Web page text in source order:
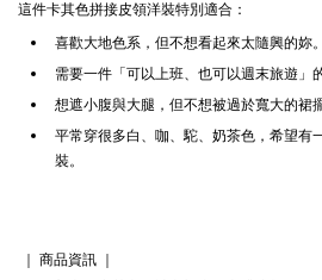
這件卡其色拼接皮領洋裝特別適合：
喜歡大地色系，但不想看起來太隨興的妳。
需要一件「可以上班、也可以週末旅遊」
想遮小腹與大腿，但不想被過於寬大的裙擺
平常穿很多白、咖、駝、奶茶色，希望有
裝。
｜ 商品資訊 ｜